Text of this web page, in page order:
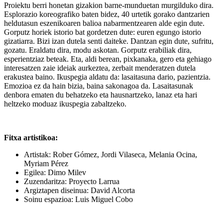
Proiektu berri honetan gizakion barne-munduetan murgilduko dira.
Esplorazio koreografiko baten bidez, 40 urtetik gorako dantzarien
heldutasun eszenikoaren balioa nabarmentzearen alde egin dute.
Gorputz horiek istorio bat gordetzen dute: euren egungo istorio
gizatiarra. Bizi izan dutela senti daiteke. Dantzan egin dute, sufritu,
gozatu. Eraldatu dira, modu askotan. Gorputz erabiliak dira,
esperientziaz beteak. Eta, aldi berean, pixkanaka, gero eta gehiago
interesatzen zaie ideiak aurkeztea, zerbait menderatzen dutela
erakustea baino. Ikuspegia aldatu da: lasaitasuna dario, pazientzia.
Emozioa ez da hain bizia, baina sakonagoa da. Lasaitasunak
denbora ematen du behatzeko eta hausnartzeko, lanaz eta hari
heltzeko moduaz ikuspegia zabaltzeko.
Fitxa artistikoa:
Artistak: Rober Gómez, Jordi Vilaseca, Melania Ocina,
Myriam Pérez
Egilea: Dimo Milev
Zuzendaritza: Proyecto Larrua
Argiztapen diseinua: David Alcorta
Soinu espazioa: Luis Miguel Cobo